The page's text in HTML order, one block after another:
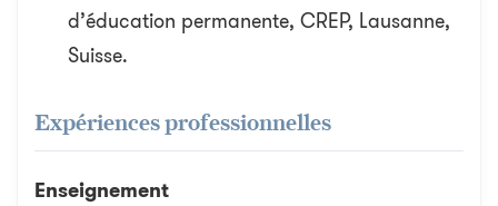
d’éducation permanente, CREP, Lausanne,
Suisse.
Expériences professionnelles
Enseignement